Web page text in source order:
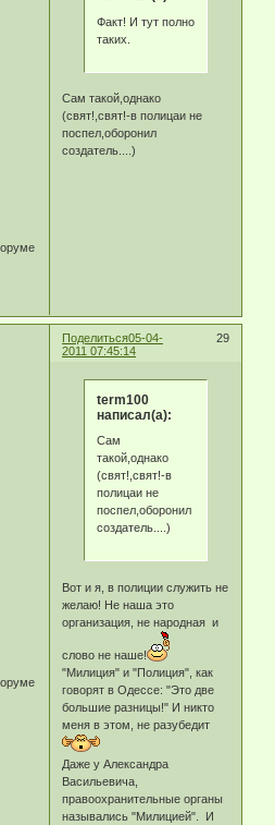
Факт! И тут полно
таких.
Сам такой,однако
(свят!,свят!-в полицаи не
поспел,оборонил
создатель....)
Поделиться 29
05-04-
2011 07:45:14
term100
написал(а):
Сам
такой,однако
(свят!,свят!-в
полицаи не
поспел,оборонил
создатель....)
Вот и я, в полиции служить не
желаю! Не наша это
организация, не народная и
слово не наше!
"Милиция" и "Полиция", как
говорят в Одессе: "Это две
большие разницы!" И никто
меня в этом, не разубедит
Даже у Александра
Васильевича,
правоохранительные органы
назывались "Милицией". И